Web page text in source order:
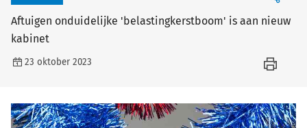
Aftuigen onduidelijke 'belastingkerstboom' is aan nieuw
kabinet
23 oktober 2023